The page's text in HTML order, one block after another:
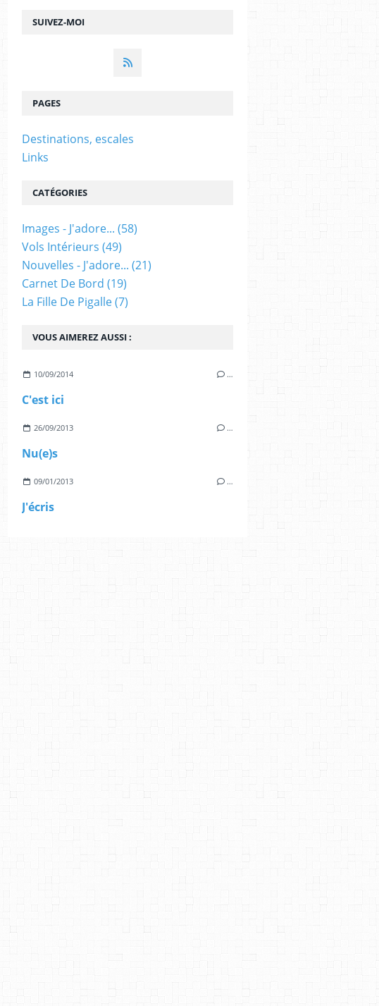
SUIVEZ-MOI
VOUS AIMEREZ AUSSI :
10/09/2014 …
C'est ici
26/09/2013 …
Nu(e)s
09/01/2013 …
J'écris
PAGES
Destinations, escales
Links
CATÉGORIES
Images - J'adore... (58)
Vols Intérieurs (49)
Nouvelles - J'adore... (21)
Carnet De Bord (19)
La Fille De Pigalle(7)